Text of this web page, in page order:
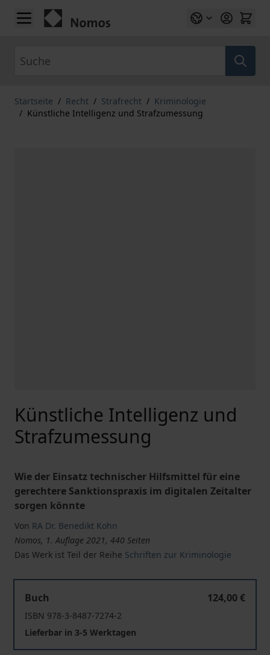
Zum Inhalt springen
Startseite / Recht / Strafrecht / Kriminologie
/ Künstliche Intelligenz und Strafzumessung
Künstliche Intelligenz und
Strafzumessung
Wie der Einsatz technischer Hilfsmittel für eine
gerechtere Sanktionspraxis im digitalen Zeitalter
sorgen könnte
Von RA Dr. Benedikt Kohn
Nomos, 1. Auflage 2021, 440 Seiten
Das Werk ist Teil der Reihe Schriften zur Kriminologie
Buch
124,00 €
ISBN 978-3-8487-7274-2
Lieferbar in 3-5 Werktagen